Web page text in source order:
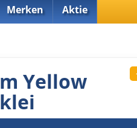
Merken Aktie
Yellow